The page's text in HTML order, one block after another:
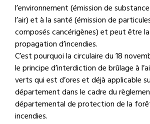
l’environnement (émission de
l’air) et à la santé (émission de
composés cancérigènes) et peut être
propagation d’incendies.
C’est pourquoi la circulaire du 18
le principe d’interdiction de brûlage à
verts qui est d’ores et déjà applicable
département dans le cadre du
départemental de protection de la
incendies.